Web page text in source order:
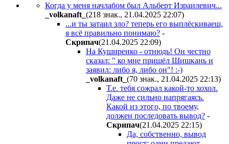
Когда у меня начлабом был Альберт Израилевич...
_volkanaft_ (218 знак., 21.04.2025 22:07)
...и ты затаил зло? теперь его выплёскиваеш,
я всё правильно понимаю? -
Cкpипaч(21.04.2025 22:09)
На Куширенко - отнюдь! Он честно
сказал: " ко мне пришёл Шишкань и
заявил: либо я, либо он"! :-)
_volkanaft_ (70 знак., 21.04.2025 22:13)
Т.е. тебя сожрал какой-то хохол.
Даже не сильно напрягаясь.
Какой из этого, по твоему,
должен последовать вывод? -
Cкpипaч(21.04.2025 22:15)
Да, собственно, вывод